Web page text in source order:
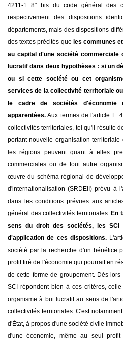
4211-1 8° bis du code général des
respectivement des dispositions
départements, mais des dispositions
des textes précités que les communes
au capital d'une société commerciale
lucratif dans deux hypothèses : si un
ou si cette société ou cet
services de la collectivité territoriale
le cadre de sociétés
apparentées. Aux termes de l'article L.
collectivités territoriales, tel qu'il résulte
portant nouvelle organisation
les régions peuvent quant à elles
commerciales ou de tout autre
œuvre du schéma régional de
d'internationalisation (SRDEII) prévu à
dans les conditions prévues aux
général des collectivités territoriales. En
sens du droit des sociétés, les SCI
d'application de ces dispositions.
société par la recherche d'un bénéfice
profit tiré de l'économie qui pourrait en
de cette forme de groupement. Dès
SCI répondent bien à ces critères,
organisme à but lucratif au sens de
collectivités territoriales. C'est
d'État, à propos d'une société civile
d'une économie, même au seul